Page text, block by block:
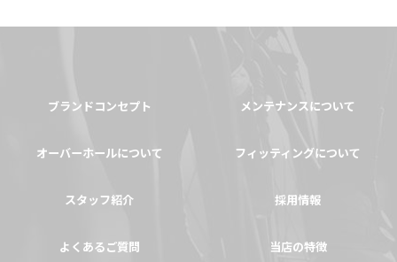
ブランドコンセプト メンテナンスについて
オーバーホールについて フィッティングについて
スタッフ紹介 採用情報
よくあるご質問 当店の特徴